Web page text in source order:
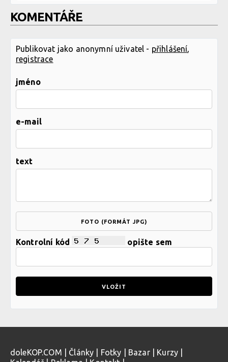
KOMENTÁŘE
Publikovat jako anonymní uživatel - přihlášení,
registrace
jméno
e-mail
text
FOTO (FORMÁT JPG)
Kontrolní kód opište sem
doleKOP.COM Články Fotky Bazar| Kurzy